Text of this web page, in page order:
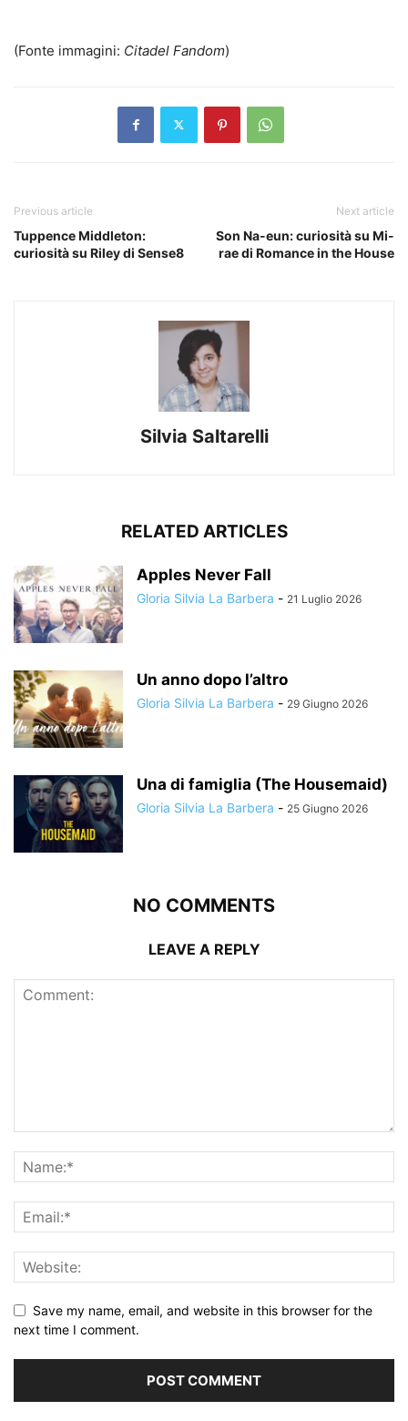
(Fonte immagini: Citadel Fandom)
Previous article
Tuppence Middleton:
curiosità su Riley di Sense8
Next article
Son Na-eun: curiosità su Mi-
rae di Romance in the House
Silvia Saltarelli
RELATED ARTICLES
Apples Never Fall
Gloria Silvia La Barbera - 21 Luglio 2026
Un anno dopo l’altro
Gloria Silvia La Barbera - 29 Giugno 2026
Una di famiglia (The Housemaid)
Gloria Silvia La Barbera - 25 Giugno 2026
NO COMMENTS
LEAVE A REPLY
Save my name, email, and website in this browser for the
next time I comment.